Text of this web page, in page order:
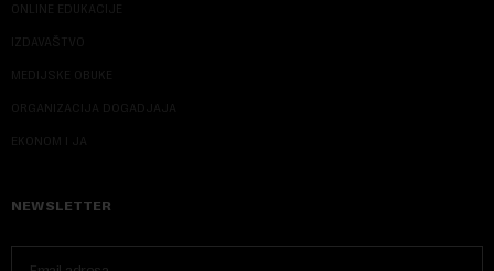
ONLINE EDUKACIJE
IZDAVAŠTVO
MEDIJSKE OBUKE
ORGANIZACIJA DOGADJAJA
EKONOM I JA
NEWSLETTER